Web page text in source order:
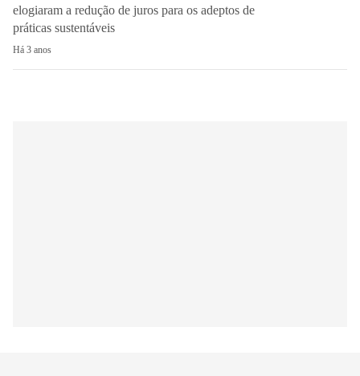
elogiaram a redução de juros para os adeptos de
práticas sustentáveis
Há 3 anos